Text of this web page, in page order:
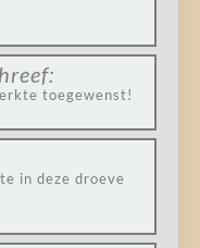
toegewenst!
in deze droeve